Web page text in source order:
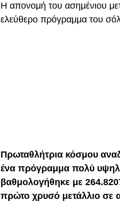
Η απονομή του ασημένιου
ελεύθερο πρόγραμμα του
Πρωταθλήτρια κόσμου
ένα πρόγραμμα πολύ
βαθμολογήθηκε με
πρώτο χρυσό μετάλλιο σε